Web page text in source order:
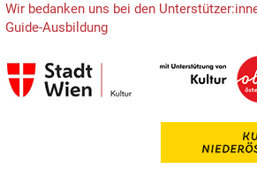
Wir bedanken uns bei den
Guide-Ausbildung